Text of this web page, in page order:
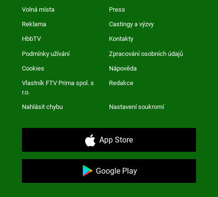
Volná místa Press
Reklama Castingy a výzvy
HbbTV Kontakty
Podmínky užívání Zpracování osobních údajů
Cookies Nápověda
Vlastník FTV Prima spol. s
r.o.
Redakce
Nahlásit chybu Nastavení soukromí
App Store
Google Play